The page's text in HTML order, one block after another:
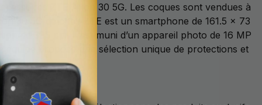
ZTE Axon 30 5G. Les coques sont vendues à
30 5G de chez ZTE est un smartphone de 161.5 x 73
de 395 ppi. Il est muni d’un appareil photo de 16 MP
propose une sélection unique de protections et